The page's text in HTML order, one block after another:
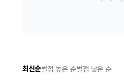
최신순별점 높은 순별점 낮은 순